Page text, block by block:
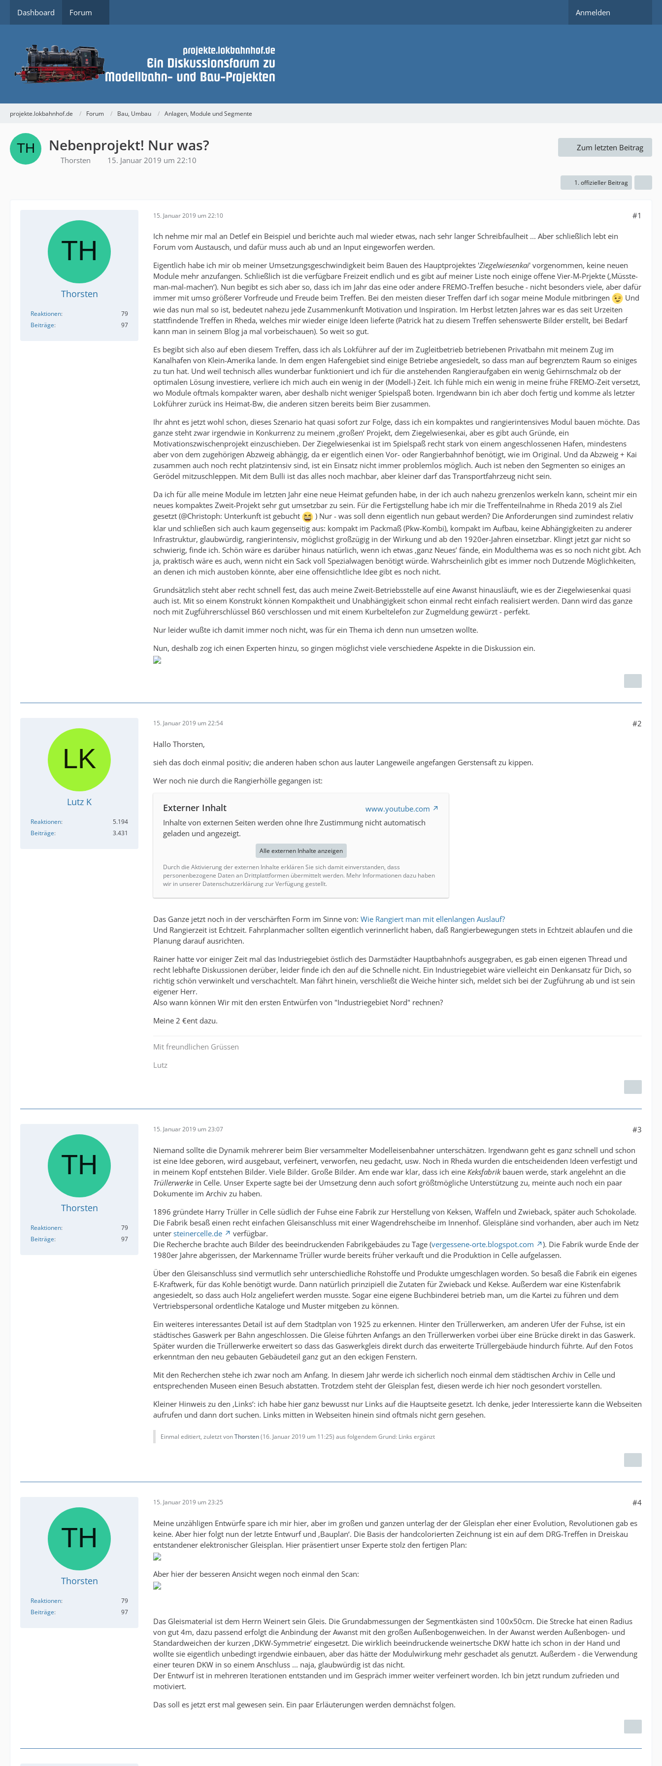
Dashboard Forum Anmelden
projekte.lokbahnhof.de Forum Bau, Umbau Anlagen, Module und Segmente
Nebenprojekt! Nur was?
Thorsten 15. Januar 2019 um 22:10
Zum letzten Beitrag
1. offizieller Beitrag
Thorsten
Reaktionen
79
Beiträge
97
15. Januar 2019 um 22:10 #1
Ich nehme mir mal an Detlef ein Beispiel und berichte auch mal wieder etwas, nach sehr langer Schreibfaulheit ... Aber schließlich lebt ein
Forum vom Austausch, und dafür muss auch ab und an Input eingeworfen werden.
Eigentlich habe ich mir ob meiner Umsetzungsgeschwindigkeit beim Bauen des Hauptprojektes 'Ziegelwiesenkai' vorgenommen, keine neuen
Module mehr anzufangen. Schließlich ist die verfügbare Freizeit endlich und es gibt auf meiner Liste noch einige offene Vier-M-Prjekte (‚Müsste-
man-mal-machen‘). Nun begibt es sich aber so, dass ich im Jahr das eine oder andere FREMO-Treffen besuche - nicht besonders viele, aber dafür
immer mit umso größerer Vorfreude und Freude beim Treffen. Bei den meisten dieser Treffen darf ich sogar meine Module mitbringen
Und
wie das nun mal so ist, bedeutet nahezu jede Zusammenkunft Motivation und Inspiration. Im Herbst letzten Jahres war es das seit Urzeiten
stattfindende Treffen in Rheda, welches mir wieder einige Ideen lieferte (Patrick hat zu diesem Treffen sehenswerte Bilder erstellt, bei Bedarf
kann man in seinem Blog ja mal vorbeischauen). So weit so gut.
Es begibt sich also auf eben diesem Treffen, dass ich als Lokführer auf der im Zugleitbetrieb betriebenen Privatbahn mit meinem Zug im
Kanalhafen von Klein-Amerika lande. In dem engen Hafengebiet sind einige Betriebe angesiedelt, so dass man auf begrenztem Raum so einiges
zu tun hat. Und weil technisch alles wunderbar funktioniert und ich für die anstehenden Rangieraufgaben ein wenig Gehirnschmalz ob der
optimalen Lösung investiere, verliere ich mich auch ein wenig in der (Modell-) Zeit. Ich fühle mich ein wenig in meine frühe FREMO-Zeit versetzt,
wo Module oftmals kompakter waren, aber deshalb nicht weniger Spielspaß boten. Irgendwann bin ich aber doch fertig und komme als letzter
Lokführer zurück ins Heimat-Bw, die anderen sitzen bereits beim Bier zusammen.
Ihr ahnt es jetzt wohl schon, dieses Szenario hat quasi sofort zur Folge, dass ich ein kompaktes und rangierintensives Modul bauen möchte. Das
ganze steht zwar irgendwie in Konkurrenz zu meinem ‚großen‘ Projekt, dem Ziegelwiesenkai, aber es gibt auch Gründe, ein
Motivationszwischenprojekt einzuschieben. Der Ziegelwiesenkai ist im Spielspaß recht stark von einem angeschlossenen Hafen, mindestens
aber von dem zugehörigen Abzweig abhängig, da er eigentlich einen Vor- oder Rangierbahnhof benötigt, wie im Original. Und da Abzweig + Kai
zusammen auch noch recht platzintensiv sind, ist ein Einsatz nicht immer problemlos möglich. Auch ist neben den Segmenten so einiges an
Gerödel mitzuschleppen. Mit dem Bulli ist das alles noch machbar, aber kleiner darf das Transportfahrzeug nicht sein.
Da ich für alle meine Module im letzten Jahr eine neue Heimat gefunden habe, in der ich auch nahezu grenzenlos werkeln kann, scheint mir ein
neues kompaktes Zweit-Projekt sehr gut umsetzbar zu sein. Für die Fertigstellung habe ich mir die Treffenteilnahme in Rheda 2019 als Ziel
gesetzt (@Christoph: Unterkunft ist gebucht
) Nur - was soll denn eigentlich nun gebaut werden? Die Anforderungen sind zumindest relativ
klar und schließen sich auch kaum gegenseitig aus: kompakt im Packmaß (Pkw-Kombi), kompakt im Aufbau, keine Abhängigkeiten zu anderer
Infrastruktur, glaubwürdig, rangierintensiv, möglichst großzügig in der Wirkung und ab den 1920er-Jahren einsetzbar. Klingt jetzt gar nicht so
schwierig, finde ich. Schön wäre es darüber hinaus natürlich, wenn ich etwas ‚ganz Neues’ fände, ein Modulthema was es so noch nicht gibt. Ach
ja, praktisch wäre es auch, wenn nicht ein Sack voll Spezialwagen benötigt würde. Wahrscheinlich gibt es immer noch Dutzende Möglichkeiten,
an denen ich mich austoben könnte, aber eine offensichtliche Idee gibt es noch nicht.
Grundsätzlich steht aber recht schnell fest, das auch meine Zweit-Betriebsstelle auf eine Awanst hinausläuft, wie es der Ziegelwiesenkai quasi
auch ist. Mit so einem Konstrukt können Kompaktheit und Unabhängigkeit schon einmal recht einfach realisiert werden. Dann wird das ganze
noch mit Zugführerschlüssel B60 verschlossen und mit einem Kurbeltelefon zur Zugmeldung gewürzt - perfekt.
Nur leider wußte ich damit immer noch nicht, was für ein Thema ich denn nun umsetzen wollte.
Nun, deshalb zog ich einen Experten hinzu, so gingen möglichst viele verschiedene Aspekte in die Diskussion ein.
Lutz K
Reaktionen
5.194
Beiträge
3.431
15. Januar 2019 um 22:54 #2
Hallo Thorsten,
sieh das doch einmal positiv; die anderen haben schon aus lauter Langeweile angefangen Gerstensaft zu kippen.
Wer noch nie durch die Rangierhölle gegangen ist:
Externer Inhalt
www.youtube.com
Inhalte von externen Seiten werden ohne Ihre Zustimmung nicht automatisch
geladen und angezeigt.
Alle externen Inhalte anzeigen
Durch die Aktivierung der externen Inhalte erklären Sie sich damit einverstanden, dass
personenbezogene Daten an Drittplattformen übermittelt werden. Mehr Informationen dazu haben
wir in unserer Datenschutzerklärung zur Verfügung gestellt.
Das Ganze jetzt noch in der verschärften Form im Sinne von: Wie Rangiert man mit ellenlangen Auslauf?
Und Rangierzeit ist Echtzeit. Fahrplanmacher sollten eigentlich verinnerlicht haben, daß Rangierbewegungen stets in Echtzeit ablaufen und die
Planung darauf ausrichten.
Rainer hatte vor einiger Zeit mal das Industriegebiet östlich des Darmstädter Hauptbahnhofs ausgegraben, es gab einen eigenen Thread und
recht lebhafte Diskussionen derüber, leider finde ich den auf die Schnelle nicht. Ein Industriegebiet wäre vielleicht ein Denkansatz für Dich, so
richtig schön verwinkelt und verschachtelt. Man fährt hinein, verschließt die Weiche hinter sich, meldet sich bei der Zugführung ab und ist sein
eigener Herr.
Also wann können Wir mit den ersten Entwürfen von "Industriegebiet Nord" rechnen?
Meine 2 €ent dazu.
Mit freundlichen Grüssen
Lutz
Thorsten
Reaktionen
79
Beiträge
97
15. Januar 2019 um 23:07 #3
Niemand sollte die Dynamik mehrerer beim Bier versammelter Modelleisenbahner unterschätzen. Irgendwann geht es ganz schnell und schon
ist eine Idee geboren, wird ausgebaut, verfeinert, verworfen, neu gedacht, usw. Noch in Rheda wurden die entscheidenden Ideen verfestigt und
in meinem Kopf entstehen Bilder. Viele Bilder. Große Bilder. Am ende war klar, dass ich eine Keksfabrikbauen werde, stark angelehnt an die
Trüllerwerke in Celle. Unser Experte sagte bei der Umsetzung denn auch sofort größtmögliche Unterstützung zu, meinte auch noch ein paar
Dokumente im Archiv zu haben.
1896 gründete Harry Trüller in Celle südlich der Fuhse eine Fabrik zur Herstellung von Keksen, Waffeln und Zwieback, später auch Schokolade.
Die Fabrik besaß einen recht einfachen Gleisanschluss mit einer Wagendrehscheibe im Innenhof. Gleispläne sind vorhanden, aber auch im Netz
unter steinercelle.de
verfügbar.
Die Recherche brachte auch Bilder des beeindruckenden Fabrikgebäudes zu Tage (vergessene-orte.blogspot.com
). Die Fabrik wurde Ende der
1980er Jahre abgerissen, der Markenname Trüller wurde bereits früher verkauft und die Produktion in Celle aufgelassen.
Über den Gleisanschluss sind vermutlich sehr unterschiedliche Rohstoffe und Produkte umgeschlagen worden. So besaß die Fabrik ein eigenes
E-Kraftwerk, für das Kohle benötigt wurde. Dann natürlich prinzipiell die Zutaten für Zwieback und Kekse. Außerdem war eine Kistenfabrik
angesiedelt, so dass auch Holz angeliefert werden musste. Sogar eine eigene Buchbinderei betrieb man, um die Kartei zu führen und dem
Vertriebspersonal ordentliche Kataloge und Muster mitgeben zu können.
Ein weiteres interessantes Detail ist auf dem Stadtplan von 1925 zu erkennen. Hinter den Trüllerwerken, am anderen Ufer der Fuhse, ist ein
städtisches Gaswerk per Bahn angeschlossen. Die Gleise führten Anfangs an den Trüllerwerken vorbei über eine Brücke direkt in das Gaswerk.
Später wurden die Trüllerwerke erweitert so dass das Gaswerkgleis direkt durch das erweiterte Trüllergebäude hindurch führte. Auf den Fotos
erkenntman den neu gebauten Gebäudeteil ganz gut an den eckigen Fenstern.
Mit den Recherchen stehe ich zwar noch am Anfang. In diesem Jahr werde ich sicherlich noch einmal dem städtischen Archiv in Celle und
entsprechenden Museen einen Besuch abstatten. Trotzdem steht der Gleisplan fest, diesen werde ich hier noch gesondert vorstellen.
Kleiner Hinweis zu den ‚Links‘: ich habe hier ganz bewusst nur Links auf die Hauptseite gesetzt. Ich denke, jeder Interessierte kann die Webseiten
aufrufen und dann dort suchen. Links mitten in Webseiten hinein sind oftmals nicht gern gesehen.
Einmal editiert, zuletzt vonThorsten(16. Januar 2019 um 11:25) aus folgendem Grund: Links ergänzt
Thorsten
Reaktionen
79
Beiträge
97
15. Januar 2019 um 23:25 #4
Meine unzähligen Entwürfe spare ich mir hier, aber im großen und ganzen unterlag der der Gleisplan eher einer Evolution, Revolutionen gab es
keine. Aber hier folgt nun der letzte Entwurf und ‚Bauplan‘. Die Basis der handcolorierten Zeichnung ist ein auf dem DRG-Treffen in Dreiskau
entstandener elektronischer Gleisplan. Hier präsentiert unser Experte stolz den fertigen Plan:
Aber hier der besseren Ansicht wegen noch einmal den Scan:
Das Gleismaterial ist dem Herrn Weinert sein Gleis. Die Grundabmessungen der Segmentkästen sind 100x50cm. Die Strecke hat einen Radius
von gut 4m, dazu passend erfolgt die Anbindung der Awanst mit den großen Außenbogenweichen. In der Awanst werden Außenbogen- und
Standardweichen der kurzen ‚DKW-Symmetrie‘ eingesetzt. Die wirklich beeindruckende weinertsche DKW hatte ich schon in der Hand und
wollte sie eigentlich unbedingt irgendwie einbauen, aber das hätte der Modulwirkung mehr geschadet als genutzt. Außerdem - die Verwendung
einer teuren DKW in so einem Anschluss ... naja, glaubwürdig ist das nicht.
Der Entwurf ist in mehreren Iterationen entstanden und im Gespräch immer weiter verfeinert worden. Ich bin jetzt rundum zufrieden und
motiviert.
Das soll es jetzt erst mal gewesen sein. Ein paar Erläuterungen werden demnächst folgen.